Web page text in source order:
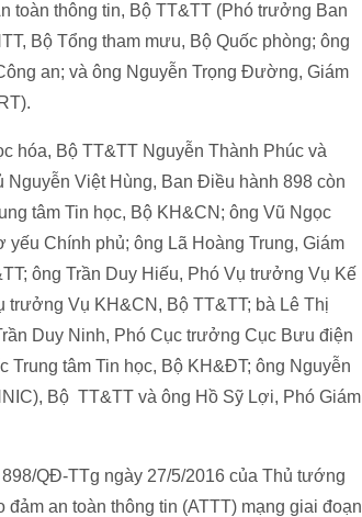
toàn thông tin, Bộ TT&TT (Phó trưởng Ban
Bộ Tổng tham mưu, Bộ Quốc phòng; ông
an; và ông Nguyễn Trọng Đường, Giám
hóa, Bộ TT&TT Nguyễn Thành Phúc và
Việt Hùng, Ban Điều hành 898 còn
tâm Tin học, Bộ KH&CN; ông Vũ Ngọc
Chính phủ; ông Lã Hoàng Trung, Giám
ông Trần Duy Hiếu, Phó Vụ trưởng Vụ Kế
trưởng Vụ KH&CN, Bộ TT&TT; bà Lê Thị
Duy Ninh, Phó Cục trưởng Cục Bưu điện
Trung tâm Tin học, Bộ KH&ĐT; ông Nguyễn
Bộ TT&TT và ông Hồ Sỹ Lợi, Phó Giám
QĐ-TTg ngày 27/5/2016 của Thủ tướng
an toàn thông tin (ATTT) mạng giai đoạn